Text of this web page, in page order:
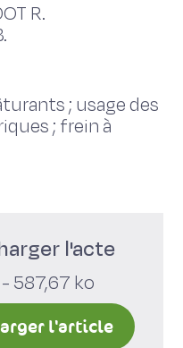
R.
; usage des
; frein à
l'acte
- 587,67 ko
l'article